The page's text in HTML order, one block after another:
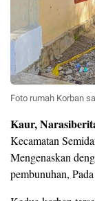
Foto rumah Korban
Kaur,
Kecamatan
Mengenaskan
pembunuhan,